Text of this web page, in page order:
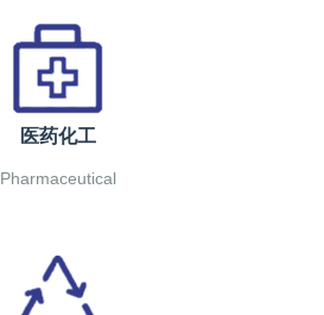
医药化工
Pharmaceutical